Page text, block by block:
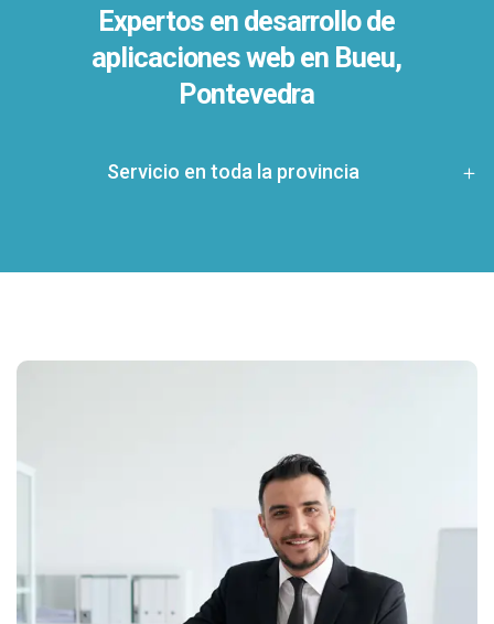
Expertos en desarrollo de
aplicaciones web en Bueu,
Pontevedra
Servicio en toda la provincia